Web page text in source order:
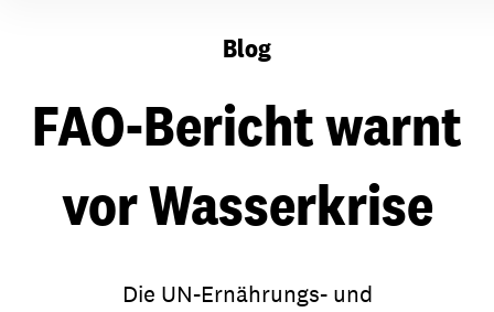
Blog
FAO-Bericht warnt
vor Wasserkrise
Die UN-Ernährungs- und